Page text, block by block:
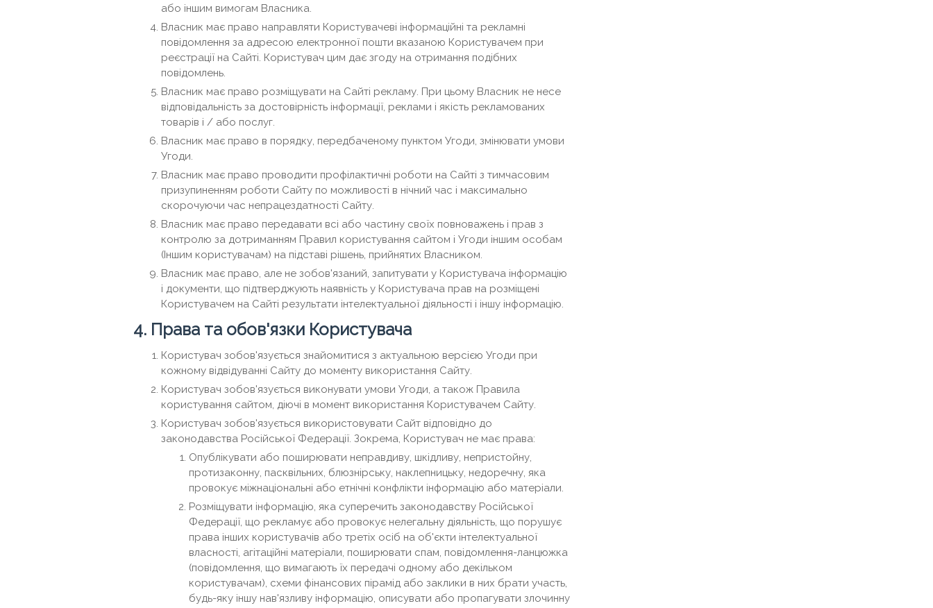
або іншим вимогам Власника.
Власник має право направляти Користувачеві інформаційні та рекламні
повідомлення за адресою електронної пошти вказаною Користувачем при
реєстрації на Сайті. Користувач цим дає згоду на отримання подібних
повідомлень.
Власник має право розміщувати на Сайті рекламу. При цьому Власник не несе
відповідальність за достовірність інформації, реклами і якість рекламованих
товарів і / або послуг.
Власник має право в порядку, передбаченому пунктом Угоди, змінювати умови
Угоди.
Власник має право проводити профілактичні роботи на Сайті з тимчасовим
призупиненням роботи Сайту по можливості в нічний час і максимально
скорочуючи час непрацездатності Сайту.
Власник має право передавати всі або частину своїх повноважень і прав з
контролю за дотриманням Правил користування сайтом і Угоди іншим особам
(Іншим користувачам) на підставі рішень, прийнятих Власником.
Власник має право, але не зобов'язаний, запитувати у Користувача інформацію
і документи, що підтверджують наявність у Користувача прав на розміщені
Користувачем на Сайті результати інтелектуальної діяльності і іншу інформацію.
4. Права та обов'язки Користувача
Користувач зобов'язується знайомитися з актуальною версією Угоди при
кожному відвідуванні Сайту до моменту використання Сайту.
Користувач зобов'язується виконувати умови Угоди, а також Правила
користування сайтом, діючі в момент використання Користувачем Сайту.
Користувач зобов'язується використовувати Сайт відповідно до
законодавства Російської Федерації. Зокрема, Користувач не має права:
Опублікувати або поширювати неправдиву, шкідливу, непристойну,
протизаконну, пасквільних, блюзнірську, наклепницьку, недоречну, яка
провокує міжнаціональні або етнічні конфлікти інформацію або матеріали.
Розміщувати інформацію, яка суперечить законодавству Російської
Федерації, що рекламує або провокує нелегальну діяльність, що порушує
права інших користувачів або третіх осіб на об'єкти інтелектуальної
власності, агітаційні матеріали, поширювати спам, повідомлення-ланцюжка
(повідомлення, що вимагають їх передачі одному або декільком
користувачам), схеми фінансових пірамід або заклики в них брати участь,
будь-яку іншу нав'язливу інформацію, описувати або пропагувати злочинну